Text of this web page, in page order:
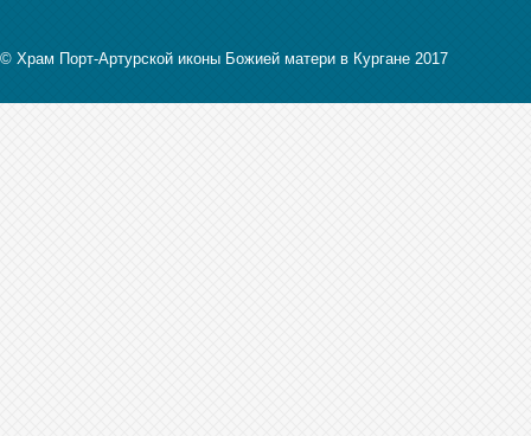
© Храм Порт-Артурской иконы Божией матери в Кургане 2017